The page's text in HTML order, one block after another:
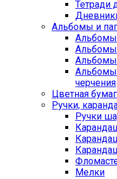
Тетради
Альбомы и
Альбомы
Альбомы
Альбомы
Альбомы
черчения
Цветная
Ручки,
Ручки
Мелки